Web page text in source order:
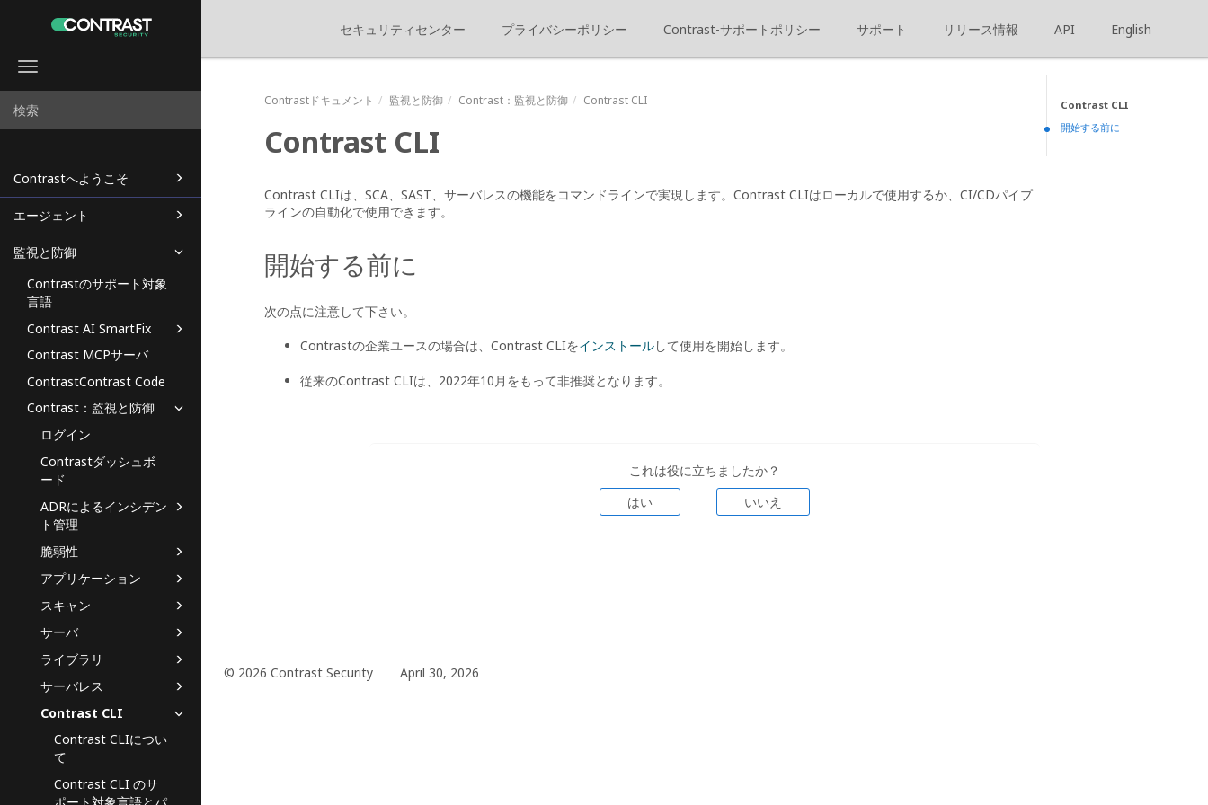
Toggle
Contrastへようこそ
エージェント
監視と防御
Contrastのサポート対象
言語
Contrast AI SmartFix
Contrast MCPサーバ
ContrastContrast Code
Contrast：監視と防御
ログイン
Contrastダッシュボ
ード
ADRによるインシデン
ト管理
脆弱性
アプリケーション
スキャン
サーバ
ライブラリ
サーバレス
Contrast CLI
Contrast CLIについ
て
Contrast CLI のサ
セキュリティセンター プライバシーポリシー Contrast-サポートポリシー サポート リリース情報 API English
Contrastドキュメント 監視と防御 Contrast ：監視と防御 Contrast CLI
Contrast CLI
Contrast CLIは、SCA、SAST、サーバレスの機能をコマンドラインで実現します。Contrast CLIはローカルで使用するか、CI/CDパイプ
ラインの自動化で使用できます。
開始する前に
次の点に注意して下さい。
Contrastの企業ユースの場合は、Contrast CLIをインストールして使用を開始します。
従来のContrast CLIは、2022年10月をもって非推奨となります。
Contrast CLI
開始する前に
これは役に立ちましたか？
はい
いいえ
© 2026 Contrast Security April 30, 2026